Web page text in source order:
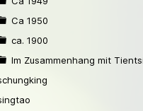
Ca 1950
ca. 1900
Im Zusammenhang mit